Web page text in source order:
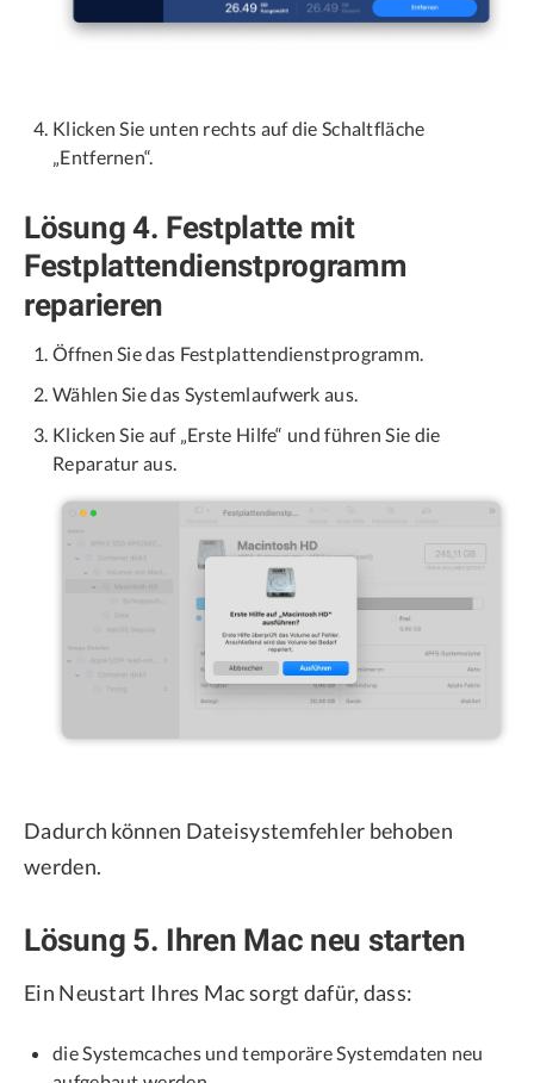
Klicken Sie unten rechts auf die Schaltfläche
„Entfernen“.
Lösung 4. Festplatte mit
Festplattendienstprogramm
reparieren
Öffnen Sie das Festplattendienstprogramm.
Wählen Sie das Systemlaufwerk aus.
Klicken Sie auf „Erste Hilfe“ und führen Sie die
Reparatur aus.
Dadurch können Dateisystemfehler behoben
werden.
Lösung 5. Ihren Mac neu starten
Ein Neustart Ihres Mac sorgt dafür, dass:
die Systemcaches und temporäre Systemdaten neu